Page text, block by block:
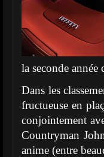
la seconde année
Dans les
fructueuse en
conjointement
Countryman
anime (entre